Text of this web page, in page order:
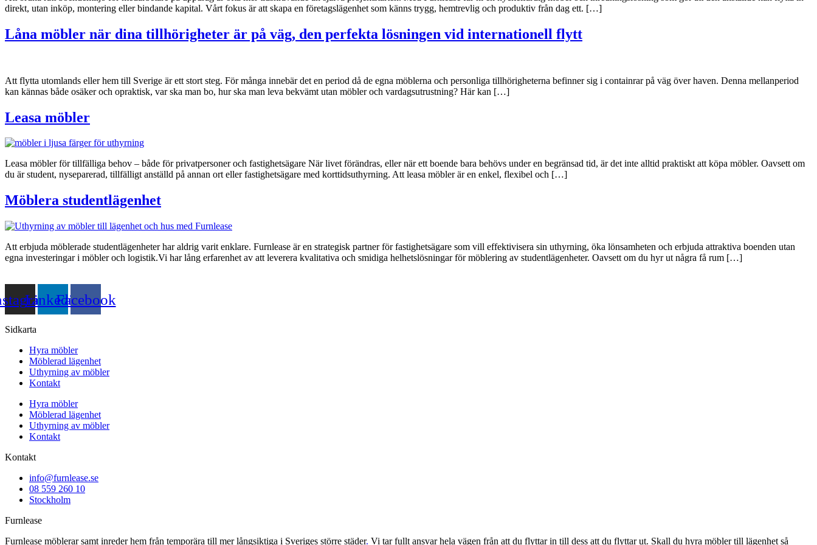
direkt, utan inköp, montering eller bindande kapital. Vårt fokus är att skapa en företagslägenhet som känns trygg, hemtrevlig och produktiv från dag ett. […]
Låna möbler när dina tillhörigheter är på väg, den perfekta lösningen vid internationell flytt
Att flytta utomlands eller hem till Sverige är ett stort steg. För många innebär det en period då de egna möblerna och personliga tillhörigheterna befinner sig i containrar på väg över haven. Denna mellanperiod
kan kännas både osäker och opraktisk, var ska man bo, hur ska man leva bekvämt utan möbler och vardagsutrustning? Här kan […]
Leasa möbler
Leasa möbler för tillfälliga behov – både för privatpersoner och fastighetsägare När livet förändras, eller när ett boende bara behövs under en begränsad tid, är det inte alltid praktiskt att köpa möbler. Oavsett om
du är student, nyseparerad, tillfälligt anställd på annan ort eller fastighetsägare med korttidsuthyrning. Att leasa möbler är en enkel, flexibel och […]
Möblera studentlägenhet
Att erbjuda möblerade studentlägenheter har aldrig varit enklare. Furnlease är en strategisk partner för fastighetsägare som vill effektivisera sin uthyrning, öka lönsamheten och erbjuda attraktiva boenden utan
egna investeringar i möbler och logistik.Vi har lång erfarenhet av att leverera kvalitativa och smidiga helhetslösningar för möblering av studentlägenheter. Oavsett om du hyr ut några få rum […]
LinkedinFacebook
Sidkarta
Hyra möbler
Möblerad lägenhet
Uthyrning av möbler
Kontakt
Hyra möbler
Möblerad lägenhet
Uthyrning av möbler
Kontakt
Kontakt
info@furnlease.se
08 559 260 10
Stockholm
Furnlease
Furnlease möblerar samt inreder hem från temporära till mer långsiktiga i Sveriges större städer. Vi tar fullt ansvar hela vägen från att du flyttar in till dess att du flyttar ut. Skall du hyra möbler till lägenhet så